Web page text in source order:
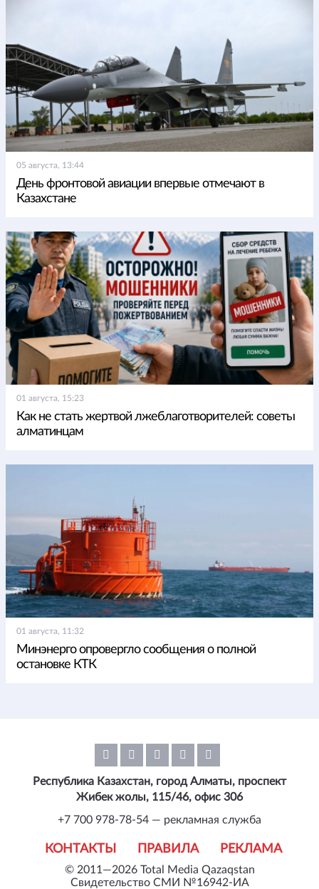
05 августа, 13:44
День фронтовой авиации впервые отмечают в
Казахстане
01 августа, 15:23
Как не стать жертвой лжеблаготворителей: советы
алматинцам
01 августа, 11:32
Минэнерго опровергло сообщения о полной
остановке КТК
© 2011—2026 Total Media Qazaqstan
Свидетельство СМИ №16942-ИА
КОНТАКТЫ ПРАВИЛА РЕКЛАМА
Республика Казахстан, город Алматы, проспект
Жибек жолы, 115/46, офис 306
+7 700 978-78-54 — рекламная служба